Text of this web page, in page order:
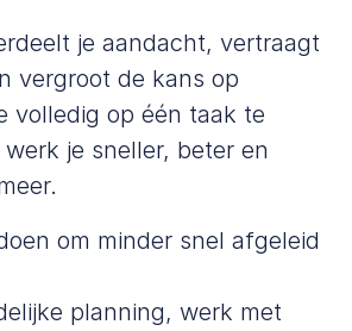
je aandacht, vertraagt
vergroot de kans op
volledig op één taak te
je sneller, beter en
om minder snel afgeleid
planning, werk met